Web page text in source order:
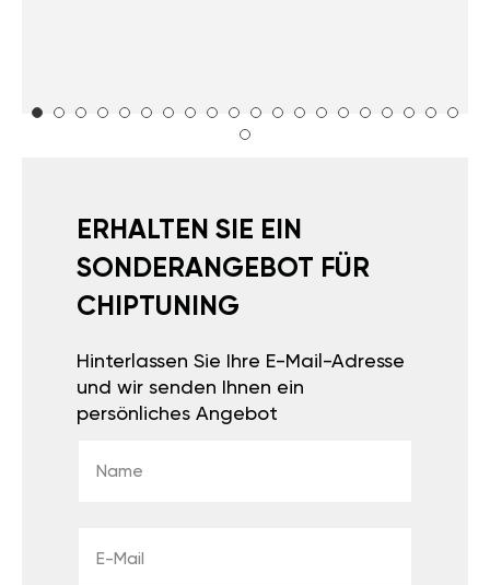
ERHALTEN SIE EIN
SONDERANGEBOT FÜR
CHIPTUNING
Hinterlassen Sie Ihre E-Mail-Adresse
und wir senden Ihnen ein
persönliches Angebot